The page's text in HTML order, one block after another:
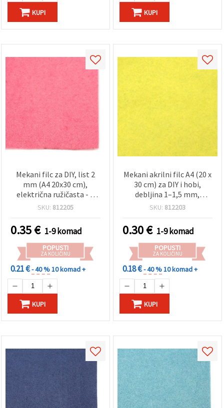
KUPI KUPI
Mekani filc za DIY, list 2
mm (A4 20x30 cm),
električna ružičasta - 1
kom
SKU: 812205
0.35€ 1-9 komad
POPUSTI
ZA KOLIČINU
0.21 €- 40 %10 komad +
KUPI
Mekani akrilni filc A4 (20 x
30 cm) za DIY i hobi,
debljina 1–1,5 mm,
svijetlo žuta - 1 kom
SKU: 812203
0.30€ 1-9 komad
POPUSTI
ZA KOLIČINU
0.18 €- 40 %10 komad +
KUPI